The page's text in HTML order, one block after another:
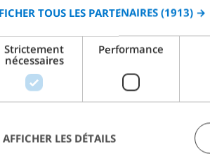
SAM. LUN.
TOUS LES PARTENAIRES (1913) →
Strictement
nécessaires
Performance
AFFICHER LES DÉTAILS